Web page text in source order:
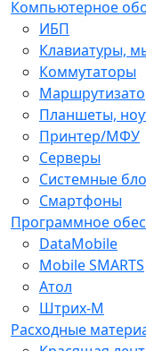
Компьютерное
ИБП
Клавиатуры,
Коммутаторы
Планшеты,
Принтер/МФУ
Серверы
Системные
Смартфоны
Программное
DataMobile
Mobile SMARTS
Атол
Штрих-М
Расходные